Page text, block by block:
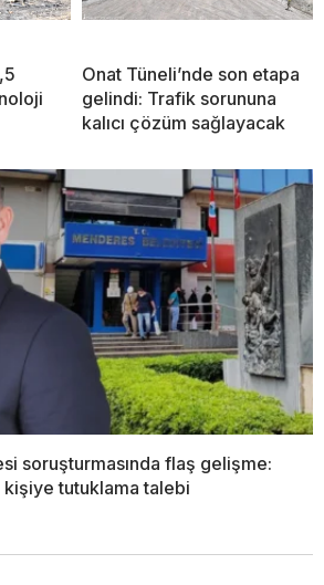
Onat Tüneli’nde son etapa
gelindi: Trafik sorununa
kalıcı çözüm sağlayacak
soruşturmasında flaş gelişme:
tutuklama talebi